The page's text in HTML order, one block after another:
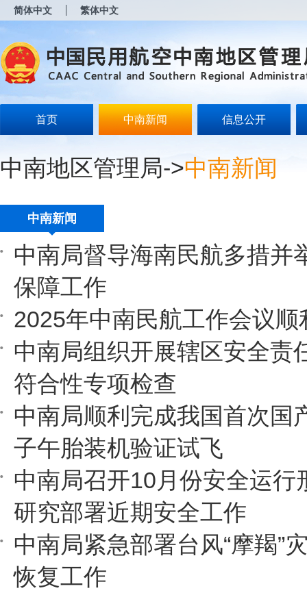
简体中文 繁体中文
首页 中南新闻 信息公开
中南地区管理局->中南新闻
中南新闻
中南局督导海南民航多措并
保障工作
2025年中南民航工作会议顺
中南局组织开展辖区安全责
符合性专项检查
中南局顺利完成我国首次国
子午胎装机验证试飞
中南局召开10月份安全运行
研究部署近期安全工作
中南局紧急部署台风“摩羯”
恢复工作
开
无
障
说
Alt
导